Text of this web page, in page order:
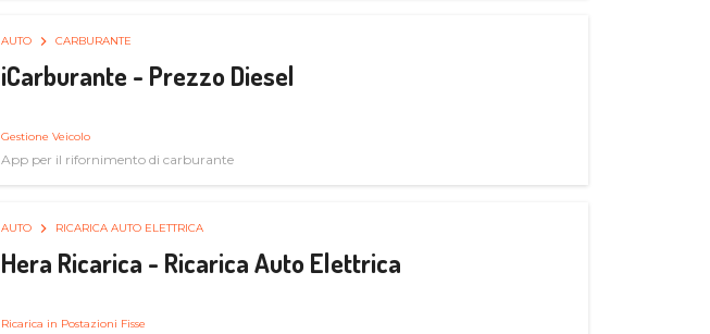
AUTO CARBURANTE
iCarburante - Prezzo Diesel
Gestione Veicolo
App per il rifornimento di carburante
AUTO RICARICA AUTO ELETTRICA
Hera Ricarica - Ricarica Auto Elettrica
Ricarica in Postazioni Fisse